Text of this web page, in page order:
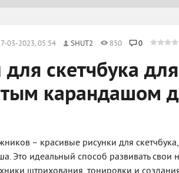
7-03-2023, 05:54 SHUT2 850 0
скетчбука для
карандашом
– красивые рисунки для
Это идеальный способ развивать свои